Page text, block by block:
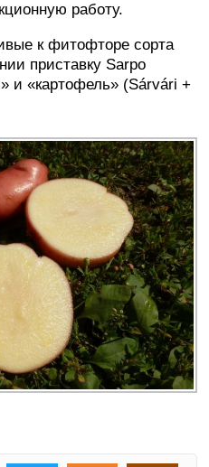
работу.
к фитофторе сорта
приставку Sarpo
и «картофель» (Sárvári +